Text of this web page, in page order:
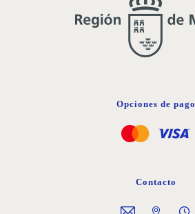
Opciones de pago
Contacto